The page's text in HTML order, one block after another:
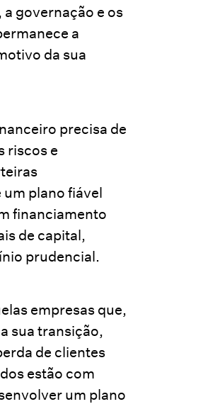
governação e os
a
da sua
precisa de
riscos e
plano fiável
financiamento
de capital,
prudencial.
empresas que,
sua transição,
de clientes
estão com
um plano